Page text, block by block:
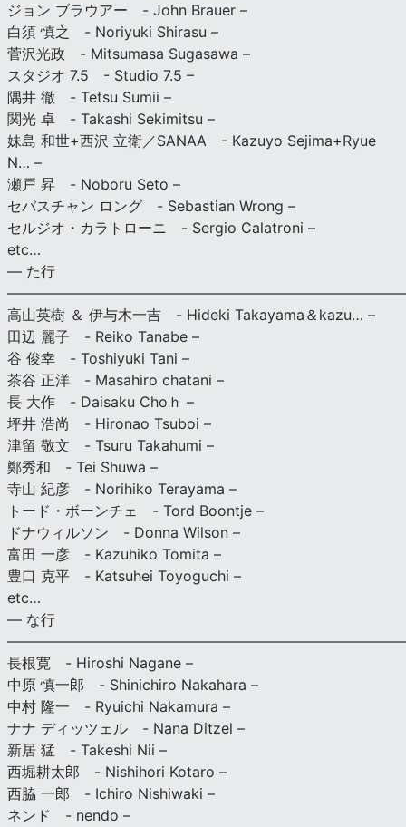
ジョン ブラウアー - John Brauer –
白須 慎之 - Noriyuki Shirasu –
菅沢光政 - Mitsumasa Sugasawa –
スタジオ 7.5 - Studio 7.5 –
隅井 徹 - Tetsu Sumii –
関光 卓 - Takashi Sekimitsu –
妹島 和世+西沢 立衛／SANAA - Kazuyo Sejima+Ryue
N… –
瀬戸 昇 - Noboru Seto –
セバスチャン ロング - Sebastian Wrong –
セルジオ・カラトローニ - Sergio Calatroni –
etc…
— た行
高山英樹 ＆ 伊与木一吉 - Hideki Takayama＆kazu… –
田辺 麗子 - Reiko Tanabe –
谷 俊幸 - Toshiyuki Tani –
茶谷 正洋 - Masahiro chatani –
長 大作 - Daisaku Choｈ –
坪井 浩尚 - Hironao Tsuboi –
津留 敬文 - Tsuru Takahumi –
鄭秀和 - Tei Shuwa –
寺山 紀彦 - Norihiko Terayama –
トード・ボーンチェ - Tord Boontje –
ドナウィルソン - Donna Wilson –
富田 一彦 - Kazuhiko Tomita –
豊口 克平 - Katsuhei Toyoguchi –
etc…
— な行
長根寛 - Hiroshi Nagane –
中原 慎一郎 - Shinichiro Nakahara –
中村 隆一 - Ryuichi Nakamura –
ナナ ディッツェル - Nana Ditzel –
新居 猛 - Takeshi Nii –
西堀耕太郎 - Nishihori Kotaro –
西脇 一郎 - Ichiro Nishiwaki –
ネンド - nendo –